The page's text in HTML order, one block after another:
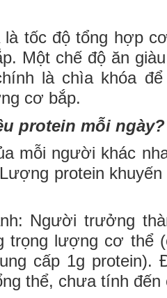
tốc độ tổng hợp
Một chế độ ăn
là chìa khóa
cơ bắp.
protein mỗi ngày?
mỗi người khác
protein
Người trưởng
trọng lượng cơ thể
cấp 1g protein).
thể, chưa tính đến